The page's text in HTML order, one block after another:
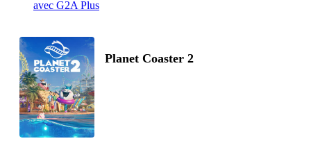
avec G2A Plus
Planet Coaster 2